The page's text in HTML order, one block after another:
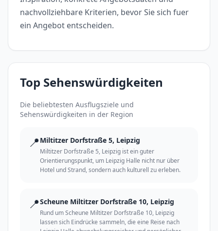
nachvollziehbare Kriterien, bevor Sie sich fuer
ein Angebot entscheiden.
Top Sehenswürdigkeiten
Die beliebtesten Ausflugsziele und
Sehenswürdigkeiten in der Region
📍 Miltitzer Dorfstraße 5, Leipzig
Miltitzer Dorfstraße 5, Leipzig ist ein guter
Orientierungspunkt, um Leipzig Halle nicht nur über
Hotel und Strand, sondern auch kulturell zu erleben.
📍Scheune Miltitzer Dorfstraße 10, Leipzig
Rund um Scheune Miltitzer Dorfstraße 10, Leipzig
lassen sich Eindrücke sammeln, die eine Reise nach